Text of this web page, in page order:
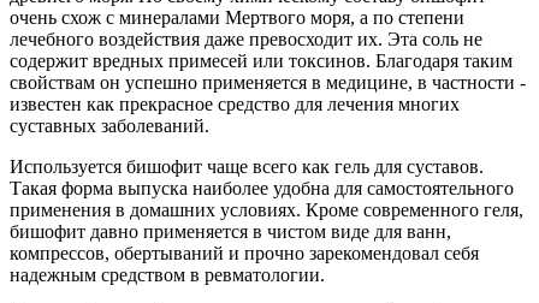
очень схож с минералами Мертвого моря, а по степени
лечебного воздействия даже превосходит их. Эта соль не
содержит вредных примесей или токсинов. Благодаря таким
свойствам он успешно применяется в медицине, в частности -
известен как прекрасное средство для лечения многих
суставных заболеваний.
Используется бишофит чаще всего как гель для суставов.
Такая форма выпуска наиболее удобна для самостоятельного
применения в домашних условиях. Кроме современного геля,
бишофит давно применяется в чистом виде для ванн,
компрессов, обертываний и прочно зарекомендовал себя
надежным средством в ревматологии.